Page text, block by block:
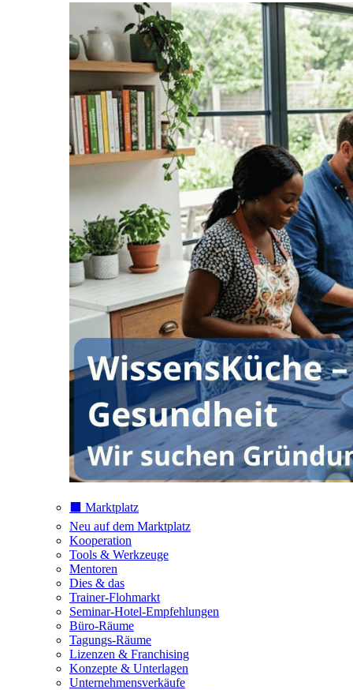
⬛️ Marktplatz
Neu auf dem Marktplatz
Kooperation
Tools & Werkzeuge
Mentoren
Dies & das
Trainer-Flohmarkt
Seminar-Hotel-Empfehlungen
Büro-Räume
Tagungs-Räume
Lizenzen & Franchising
Konzepte & Unterlagen
Unternehmensverkäufe